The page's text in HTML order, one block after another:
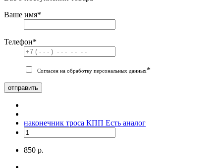
Ваше имя*
Телефон*
Согласен на обработку персональных данных*
отправить
наконечник троса КПП Есть аналог
850 р.